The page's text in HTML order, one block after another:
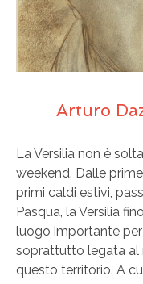
Arturo
La Versilia non è
weekend. Dalle
primi caldi estivi,
Pasqua, la Versilia
luogo importante
soprattutto legata al
questo territorio. A